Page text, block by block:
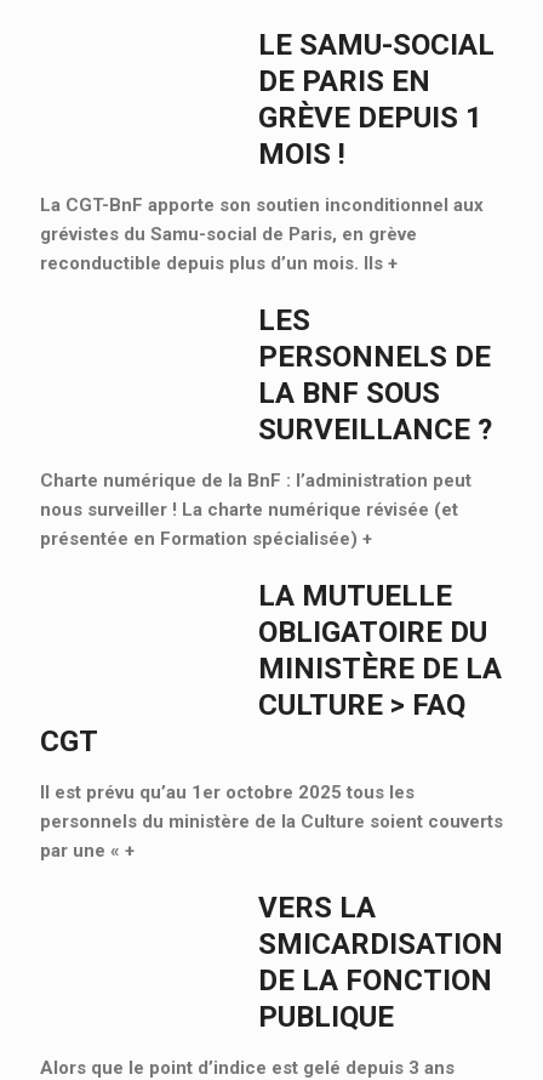
LE SAMU-SOCIAL
DE PARIS EN
GRÈVE DEPUIS 1
MOIS !
La CGT-BnF apporte son soutien inconditionnel aux
grévistes du Samu-social de Paris, en grève
reconductible depuis plus d’un mois. Ils +
LES
PERSONNELS DE
LA BNF SOUS
SURVEILLANCE ?
Charte numérique de la BnF : l’administration peut
nous surveiller ! La charte numérique révisée (et
présentée en Formation spécialisée) +
LA MUTUELLE
OBLIGATOIRE DU
MINISTÈRE DE LA
CULTURE > FAQ
CGT
Il est prévu qu’au 1er octobre 2025 tous les
personnels du ministère de la Culture soient couverts
par une « +
VERS LA
SMICARDISATION
DE LA FONCTION
PUBLIQUE
Alors que le point d’indice est gelé depuis 3 ans